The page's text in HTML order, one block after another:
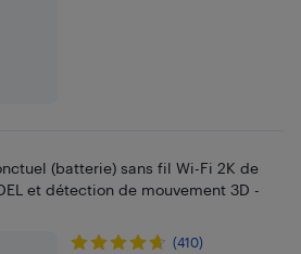
(batterie) sans fil Wi-Fi 2K de
et détection de mouvement 3D -
(410)